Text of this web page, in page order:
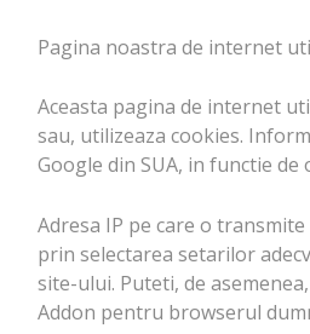
Pagina noastra de internet
Aceasta pagina de internet
sau, utilizeaza cookies.
Google din SUA, in functie
Adresa IP pe care o
prin selectarea setarilor
site-ului. Puteti, de
Addon pentru browserul